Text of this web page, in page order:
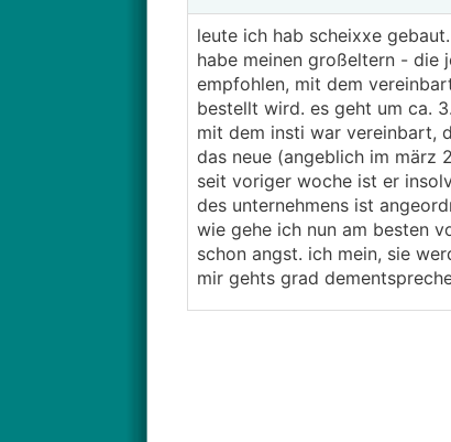
leute ich hab scheixxe gebaut.
habe meinen großeltern - die
empfohlen, mit dem
bestellt wird. es geht um ca.
mit dem insti war vereinbart,
das neue (angeblich im märz
seit voriger woche ist er
des unternehmens ist
wie gehe ich nun am besten
schon angst. ich mein, sie
mir gehts grad